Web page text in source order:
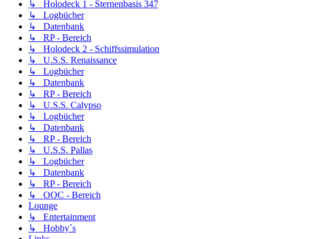
↳ Holodeck 1 - Sternenbasis 347
↳ Logbücher
↳ Datenbank
↳ RP - Bereich
↳ Holodeck 2 - Schiffssimulation
↳ U.S.S. Renaissance
↳ Logbücher
↳ Datenbank
↳ RP - Bereich
↳ U.S.S. Calypso
↳ Logbücher
↳ Datenbank
↳ RP - Bereich
↳ U.S.S. Pallas
↳ Logbücher
↳ Datenbank
↳ RP - Bereich
↳ OOC - Bereich
Lounge
↳ Entertainment
↳ Hobby´s